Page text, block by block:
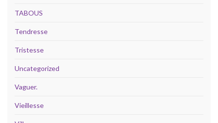
TABOUS
Tendresse
Tristesse
Uncategorized
Vaguer.
Vieillesse